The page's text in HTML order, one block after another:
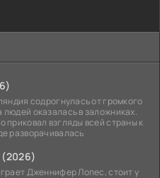
содрогнулась от громкого
оказалась в заложниках.
приковал взгляды всей страны к
разворачивалась
Дженнифер Лопес, стоит у